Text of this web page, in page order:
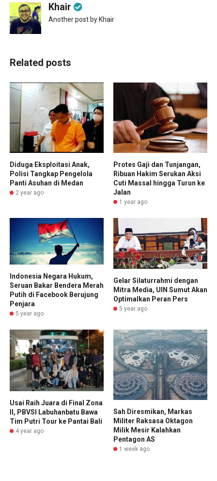
Khair
Another post by Khair
Related posts
Diduga Eksploitasi Anak,
Polisi Tangkap Pengelola
Panti Asuhan di Medan
2 year ago
Protes Gaji dan Tunjangan,
Ribuan Hakim Serukan Aksi
Cuti Massal hingga Turun ke
Jalan
1 year ago
Indonesia Negara Hukum,
Seruan Bakar Bendera Merah
Putih di Facebook Berujung
Penjara
5 year ago
Gelar Silaturrahmi dengan
Mitra Media, UIN Sumut Akan
Optimalkan Peran Pers
5 year ago
Usai Raih Juara di Final Zona
II, PBVSI Labuhanbatu Bawa
Tim Putri Tour ke Pantai Bali
4 year ago
Sah Diresmikan, Markas
Militer Raksasa Oktagon
Milik Mesir Kalahkan
Pentagon AS
1 week ago